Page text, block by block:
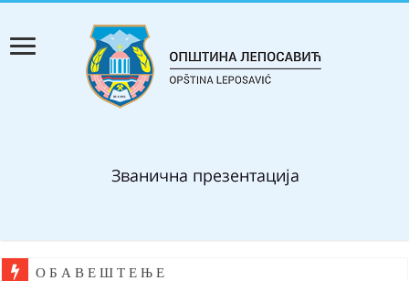
О Б А В Е Ш Т Е Њ Е